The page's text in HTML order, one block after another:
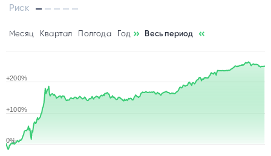
Риск
Месяц Квартал Полгода Год Весь период
0%
+100%
+200%